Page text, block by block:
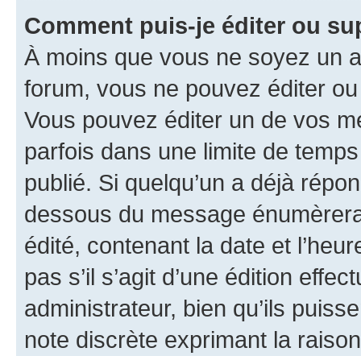
Comment puis-je éditer ou
À moins que vous ne soyez un
forum, vous ne pouvez éditer
Vous pouvez éditer un de vos
parfois dans une limite de
publié. Si quelqu’un a déjà
dessous du message
édité, contenant la date et
pas s’il s’agit d’une édition
administrateur, bien qu’ils
note discrète exprimant la